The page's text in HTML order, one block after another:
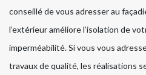
conseillé de vous adresser au
l’extérieur améliore l’isolation de
imperméabilité. Si vous vous
travaux de qualité, les réalisations